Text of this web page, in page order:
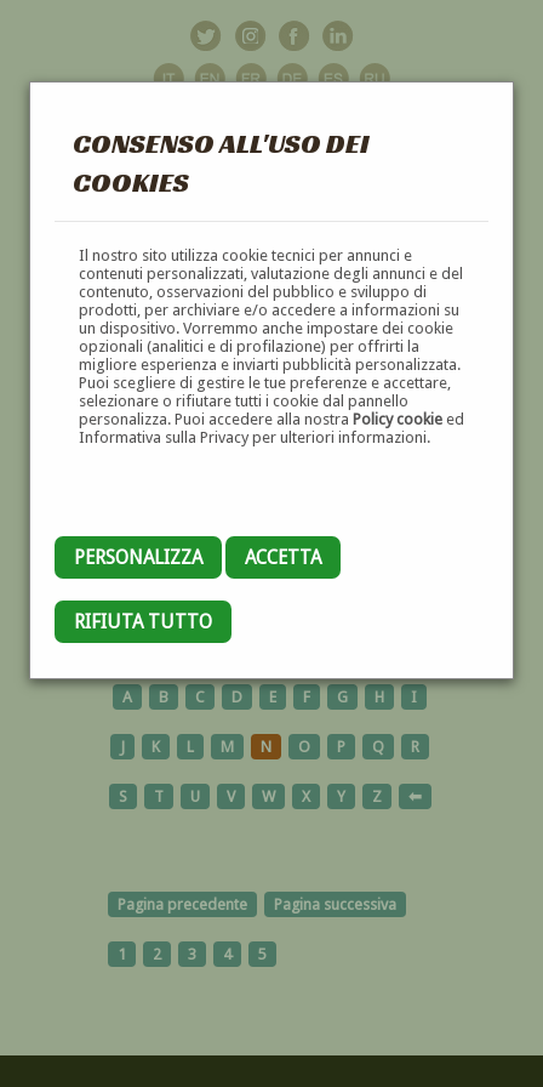
CONSENSO ALL'USO DEI
COOKIES
Il nostro sito utilizza cookie tecnici per annunci e
contenuti personalizzati, valutazione degli annunci e del
contenuto, osservazioni del pubblico e sviluppo di
prodotti, per archiviare e/o accedere a informazioni su
un dispositivo. Vorremmo anche impostare dei cookie
opzionali (analitici e di profilazione) per offrirti la
migliore esperienza e inviarti pubblicità personalizzata.
Puoi scegliere di gestire le tue preferenze e accettare,
selezionare o rifiutare tutti i cookie dal pannello
personalizza. Puoi accedere alla nostra Policy cookieed
Informativa sulla Privacy per ulteriori informazioni.
PERSONALIZZA ACCETTA
RIFIUTA TUTTO
GALLERIAD'ARTE
DIPINTI E SCULTURE '800 E '900
AUTORI
A B C D E F G H I
J K L M N O P Q R
S T U V W X Y Z ⬅
Pagina precedente Pagina successiva
1 2 3 4 5